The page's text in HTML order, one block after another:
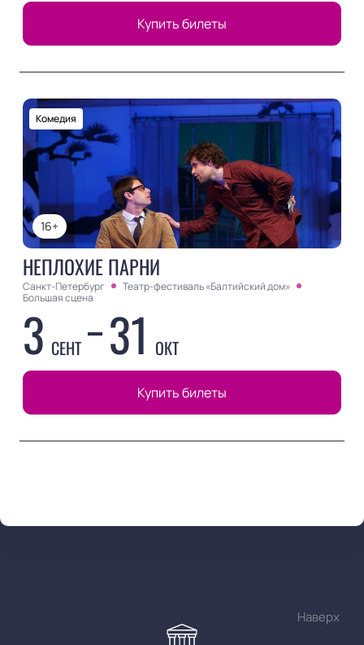
Купить билеты
16+
Комедия
НЕПЛОХИЕ ПАРНИ
Санкт-Петербург
Театр-фестиваль «Балтийский дом»
Большая сцена
3 СЕНТ 31 ОКТ
Купить билеты
Наверх